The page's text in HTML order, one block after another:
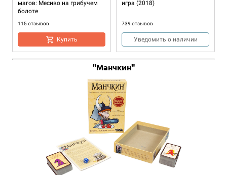
магов: Месиво на грибучем
болоте
115 отзывов
Купить
игра (2018)
739 отзывов
Уведомить о наличии
Соображарий
"Манчкин"